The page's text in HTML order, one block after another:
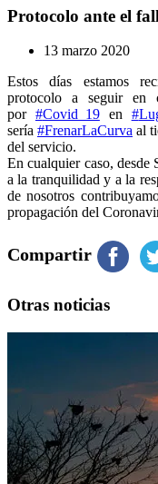
Protocolo ante el
13 marzo 2020
Estos días estamos
protocolo a seguir en
por #Covid_19en #
sería #FrenarLaCurva al
del servicio.
En cualquier caso, desde
a la tranquilidad y a la
de nosotros
propagación del
Compartir
Otras noticias